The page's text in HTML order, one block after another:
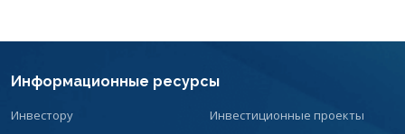
Информационные ресурсы
Инвестору
Инвестиционные проекты